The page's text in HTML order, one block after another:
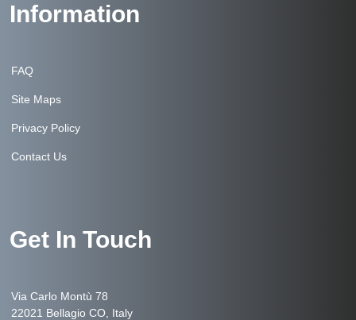
Information
FAQ
Site Maps
Privacy Policy
Contact Us
Get In Touch
Via Carlo Montù 78
22021 Bellagio CO, Italy